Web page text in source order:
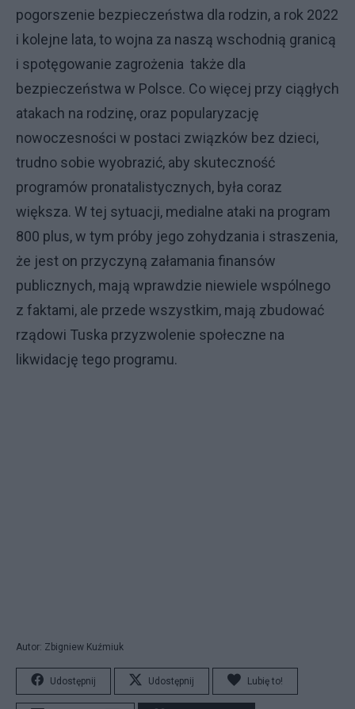
pogorszenie bezpieczeństwa dla rodzin, a rok 2022
i kolejne lata, to wojna za naszą wschodnią granicą
i spotęgowanie zagrożenia także dla
bezpieczeństwa w Polsce. Co więcej przy ciągłych
atakach na rodzinę, oraz popularyzację
nowoczesności w postaci związków bez dzieci,
trudno sobie wyobrazić, aby skuteczność
programów pronatalistycznych, była coraz
większa. W tej sytuacji, medialne ataki na program
800 plus, w tym próby jego zohydzania i straszenia,
że jest on przyczyną załamania finansów
publicznych, mają wprawdzie niewiele wspólnego
z faktami, ale przede wszystkim, mają zbudować
rządowi Tuska przyzwolenie społeczne na
likwidację tego programu.
Autor: Zbigniew Kuźmiuk
Udostępnij Udostępnij Lubię to!